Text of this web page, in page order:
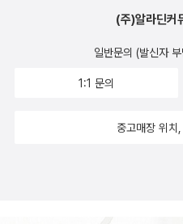
심 부분만 확실히 공부하면 되는
부를 어떻게 해야 하는지 배울 수
않고, 문제를 먼저 푼 다음 개념을
직접 이론을 씹어준 다음에 숟가
(주)알라딘커
일반문의 (발신자 부
1:1 문의
중고매장 위치